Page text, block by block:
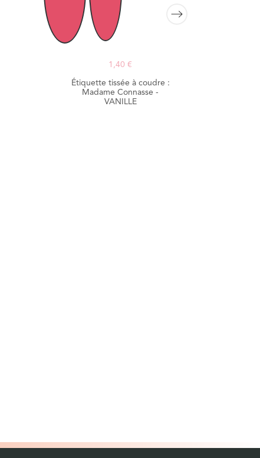
Étiquette tissée à coudre :
Madame Connasse -
VANILLE
1,40 €